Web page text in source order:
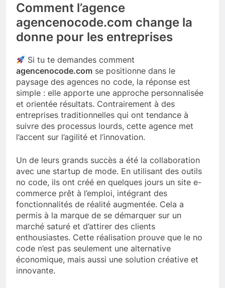
Comment l’agence
agencenocode.com change la
donne pour les entreprises
Si tu te demandes comment
agencenocode.com se positionne dans le
paysage des agences no code, la réponse est
simple : elle apporte une approche personnalisée
et orientée résultats. Contrairement à des
entreprises traditionnelles qui ont tendance à
suivre des processus lourds, cette agence met
l’accent sur l’agilité et l’innovation.
Un de leurs grands succès a été la collaboration
avec une startup de mode. En utilisant des outils
no code, ils ont créé en quelques jours un site e-
commerce prêt à l’emploi, intégrant des
fonctionnalités de réalité augmentée. Cela a
permis à la marque de se démarquer sur un
marché saturé et d’attirer des clients
enthousiastes. Cette réalisation prouve que le no
code n’est pas seulement une alternative
économique, mais aussi une solution créative et
innovante.